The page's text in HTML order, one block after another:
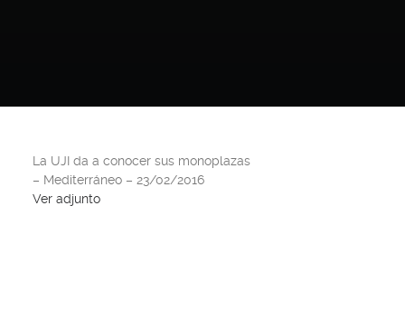
La UJI da a conocer sus monoplazas
– Mediterráneo – 23/02/2016
Ver adjunto